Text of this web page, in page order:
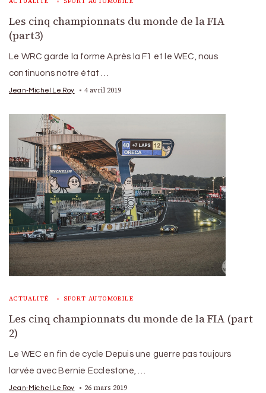
Les cinq championnats du monde de la FIA
(part3)
Le WRC garde la forme Après la F1 et le WEC, nous
continuons notre état …
Jean-Michel Le Roy 4 avril 2019
ACTUALITÉ SPORT AUTOMOBILE
Les cinq championnats du monde de la FIA (part
2)
Le WEC en fin de cycle Depuis une guerre pas toujours
larvée avec Bernie Ecclestone, …
Jean-Michel Le Roy 26 mars 2019